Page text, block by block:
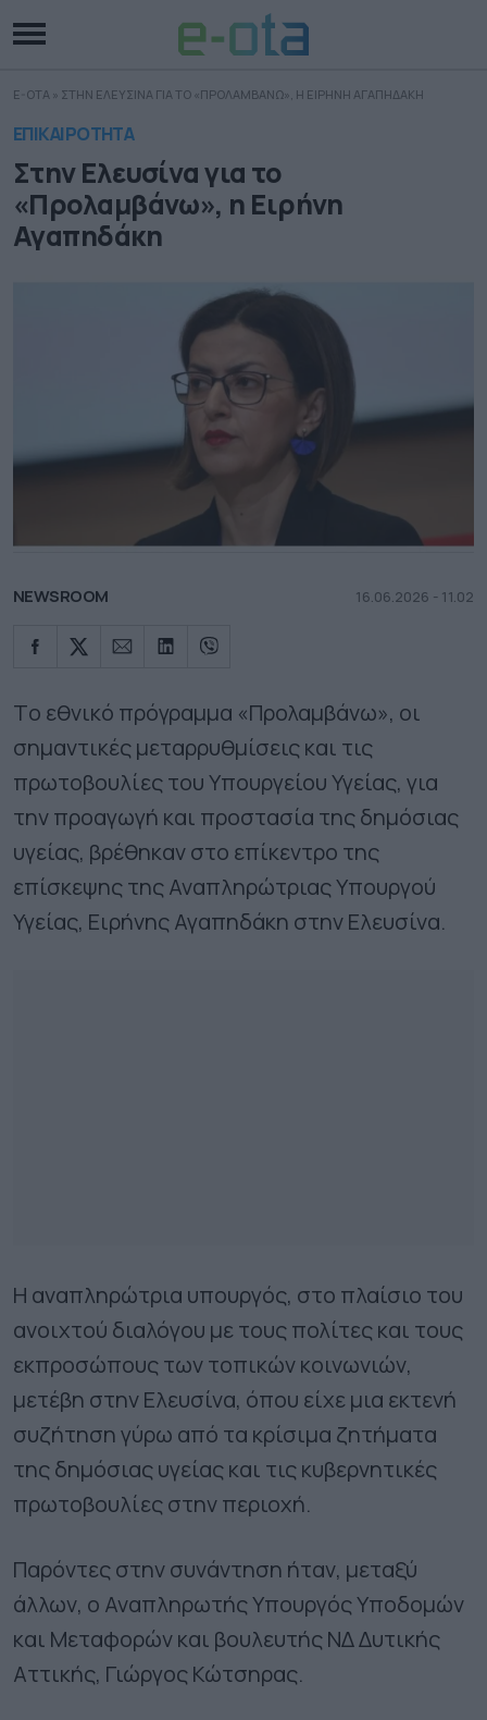
E-OTA » ΣΤΗΝ ΕΛΕΥΣΙΝΑ ΓΙΑ ΤΟ «ΠΡΟΛΑΜΒΑΝΩ», Η ΕΙΡΗΝΗ ΑΓΑΠΗΔΑΚΗ
ΕΠΙΚΑΙΡΟΤΗΤΑ
Στην Ελευσίνα για το
«Προλαμβάνω», η Ειρήνη
Αγαπηδάκη
NEWSROOM 16.06.2026 - 11.02
Tο εθνικό πρόγραμμα «Προλαμβάνω», οι
σημαντικές μεταρρυθμίσεις και τις
πρωτοβουλίες του Υπουργείου Υγείας, για
την προαγωγή και προστασία της δημόσιας
υγείας, βρέθηκαν στο επίκεντρο της
επίσκεψης της Αναπληρώτριας Υπουργού
Υγείας, Ειρήνης Αγαπηδάκη στην Ελευσίνα.
Η αναπληρώτρια υπουργός, στο πλαίσιο του
ανοιχτού διαλόγου με τους πολίτες και τους
εκπροσώπους των τοπικών κοινωνιών,
μετέβη στην Ελευσίνα, όπου είχε μια εκτενή
συζήτηση γύρω από τα κρίσιμα ζητήματα
της δημόσιας υγείας και τις κυβερνητικές
πρωτοβουλίες στην περιοχή.
Παρόντες στην συνάντηση ήταν, μεταξύ
άλλων, ο Αναπληρωτής Υπουργός Υποδομών
και Μεταφορών και βουλευτής ΝΔ Δυτικής
Αττικής, Γιώργος Κώτσηρας.